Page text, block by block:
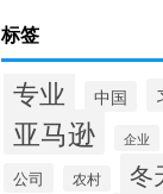
标签
专业 中国
亚马逊 企业
公司 农村 冬